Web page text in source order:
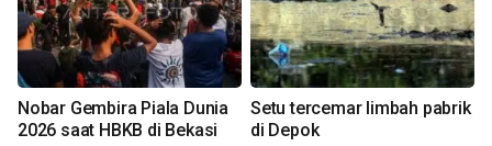
Nobar Gembira Piala Dunia
2026 saat HBKB di Bekasi
Setu tercemar limbah pabrik
di Depok